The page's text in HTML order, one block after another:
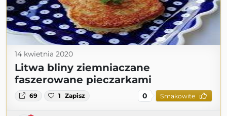
14 kwietnia 2020
Litwa bliny ziemniaczane
faszerowane pieczarkami
69 1 Zapisz 0 Smakowite